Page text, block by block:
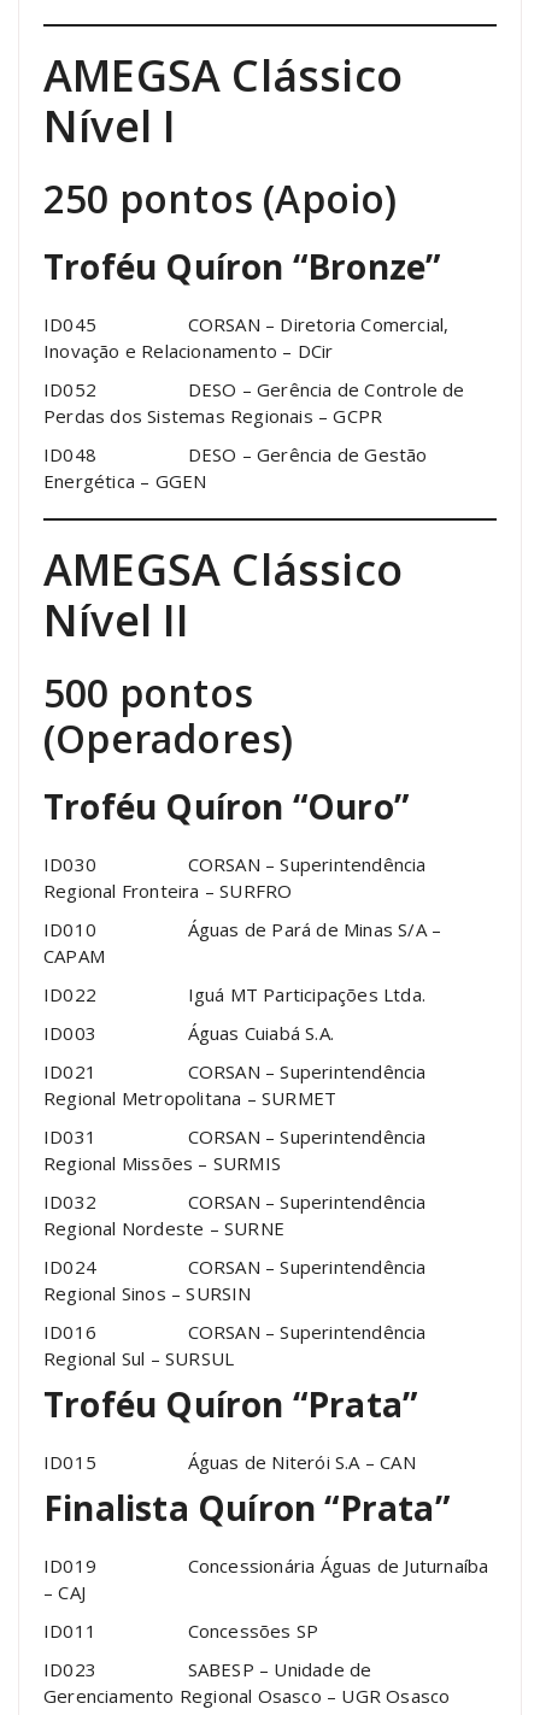
AMEGSA Clássico
Nível I
250 pontos (Apoio)
Troféu Quíron “Bronze”
ID045 CORSAN – Diretoria Comercial,
Inovação e Relacionamento – DCir
ID052 DESO – Gerência de Controle de
Perdas dos Sistemas Regionais – GCPR
ID048 DESO – Gerência de Gestão
Energética – GGEN
AMEGSA Clássico
Nível II
500 pontos
(Operadores)
Troféu Quíron “Ouro”
ID030 CORSAN – Superintendência
Regional Fronteira – SURFRO
ID010 Águas de Pará de Minas S/A –
CAPAM
ID022 Iguá MT Participações Ltda.
ID003 Águas Cuiabá S.A.
ID021 CORSAN – Superintendência
Regional Metropolitana – SURMET
ID031 CORSAN – Superintendência
Regional Missões – SURMIS
ID032 CORSAN – Superintendência
Regional Nordeste – SURNE
ID024 CORSAN – Superintendência
Regional Sinos – SURSIN
ID016 CORSAN – Superintendência
Regional Sul – SURSUL
Troféu Quíron “Prata”
ID015 Águas de Niterói S.A – CAN
Finalista Quíron “Prata”
ID019 Concessionária Águas de Juturnaíba
– CAJ
ID011 Concessões SP
ID023 SABESP – Unidade de
Gerenciamento Regional Osasco – UGR Osasco